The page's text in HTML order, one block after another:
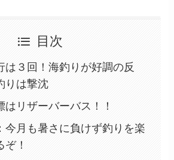
目次
は３回！海釣りが好調の反
りは撃沈
はリザーバーバス！！
今月も暑さに負けず釣りを楽
ぞ！